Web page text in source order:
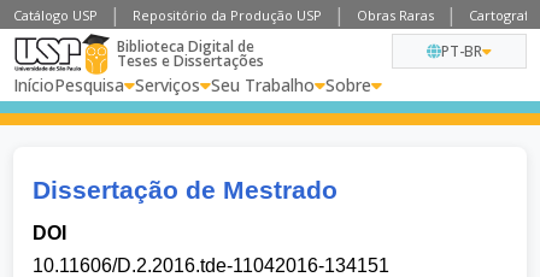
Catálogo USP Repositório da Produção USP Obras Raras
Biblioteca Digital de
Teses e Dissertações
InícioPesquisa Serviços Seu Trabalho Sobre
PT-BR
Dissertação de Mestrado
DOI
10.11606/D.2.2016.tde-11042016-134151